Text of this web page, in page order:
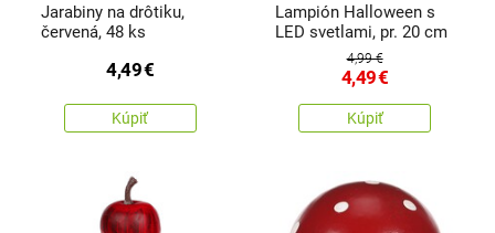
Jarabiny na drôtiku,
červená, 48 ks
4,49€
Kúpiť
Lampión Halloween s
LED svetlami, pr. 20 cm
4,99 €
4,49€
Kúpiť